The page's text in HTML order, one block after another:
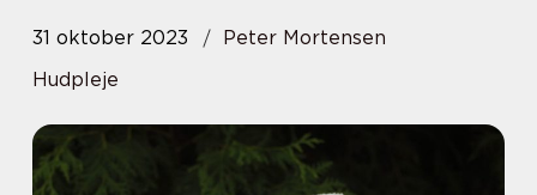
31 oktober 2023
Peter Mortensen
Hudpleje